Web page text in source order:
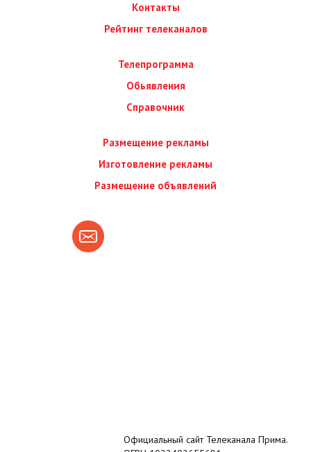
Контакты
Рейтинг телеканалов
Телепрограмма
Обьявления
Справочник
Размещение рекламы
Изготовление рекламы
Размещение объявлений
Официальный сайт Телеканала Прима.